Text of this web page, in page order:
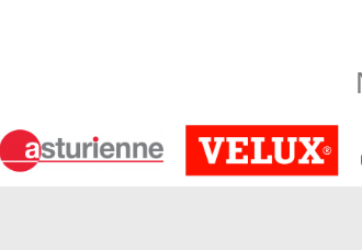
que le vôtre. Ils ont les qualifications et les
entre autres. Dotés d’un savoir-faire
de qualité coûte que coûte.